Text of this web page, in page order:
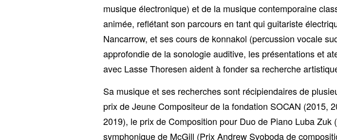
musique électronique) et de la musique contemporaine
animée, reflétant son parcours en tant qui guitariste
Nancarrow, et ses cours de konnakol (percussion vocale
approfondie de la sonologie auditive, les présentations et
avec Lasse Thoresen aident à fonder sa recherche
Sa musique et ses recherches sont récipiendaires de
prix de Jeune Compositeur de la fondation SOCAN (2015,
2019), le prix de Composition pour Duo de Piano Luba Zuk
symphonique de McGill (Prix Andrew Svoboda de